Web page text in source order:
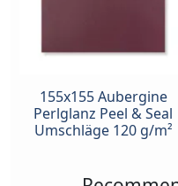
155x155 Aubergine
Perlglanz Peel & Seal
Umschläge 120 g/m²